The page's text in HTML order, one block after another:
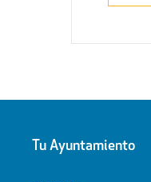
Tu Ayuntamiento